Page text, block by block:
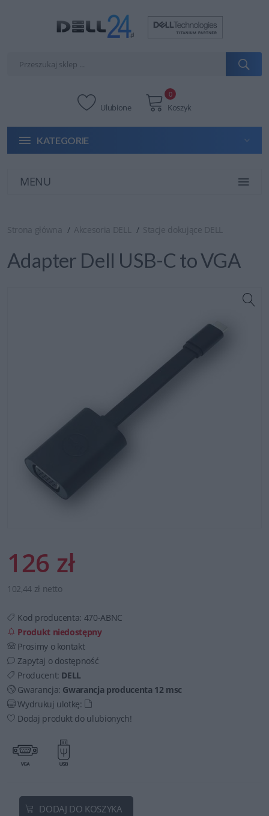
Ulubione Koszyk
0
KATEGORIE
MENU
Strona główna Akcesoria DELL Stacje dokujące DELL
Adapter Dell USB-C to VGA
126 zł
102,44 zł netto
Kod producenta: 470-ABNC
Produkt niedostępny
Prosimy o kontakt
Zapytaj o dostępność
Producent: DELL
Gwarancja: Gwarancja producenta 12 msc
Wydrukuj ulotkę:
Dodaj produkt do ulubionych!
DODAJ DO KOSZYKA